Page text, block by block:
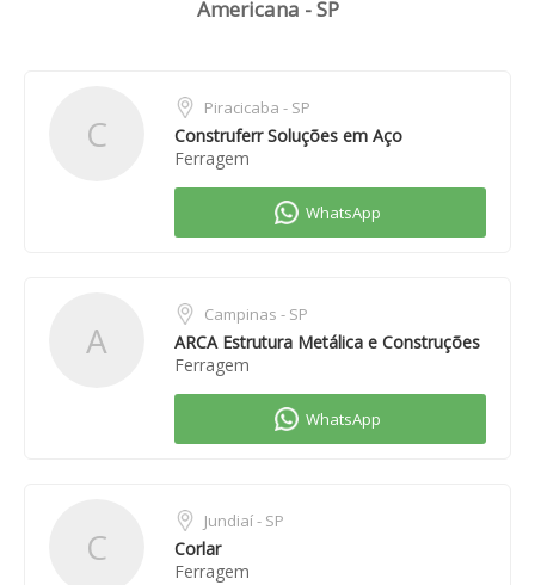
Americana - SP
C
Piracicaba - SP
Construferr Soluções em Aço
Ferragem
A
Campinas - SP
ARCA Estrutura Metálica e Construções
Ferragem
C
Jundiaí - SP
Corlar
Ferragem